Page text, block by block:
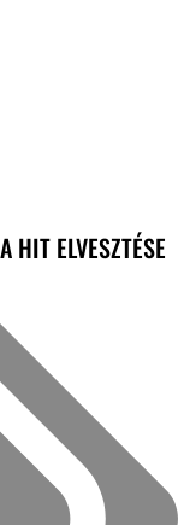
HIT ELVESZTÉSE